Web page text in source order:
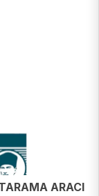
ARACI